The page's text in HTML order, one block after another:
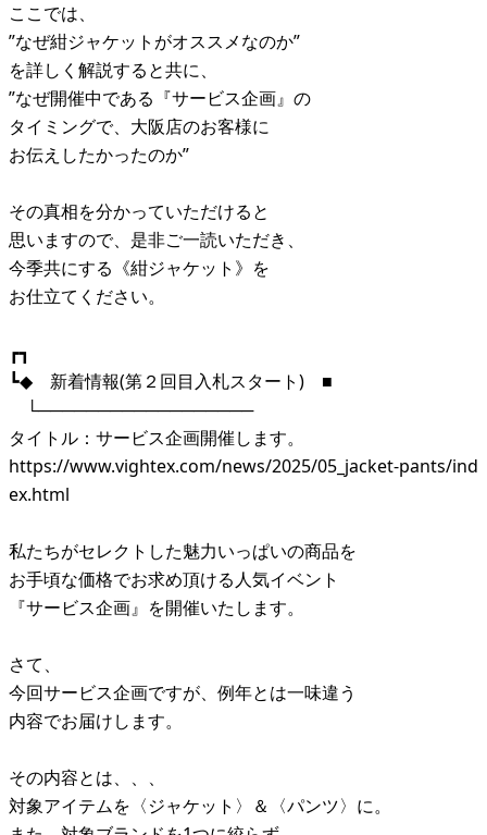
ここでは、
”なぜ紺ジャケットがオススメなのか”
を詳しく解説すると共に、
”なぜ開催中である『サービス企画』の
タイミングで、大阪店のお客様に
お伝えしたかったのか”
その真相を分かっていただけると
思いますので、是非ご一読いただき、
今季共にする《紺ジャケット》を
お仕立てください。
┏┓
┗◆ 新着情報(第２回目入札スタート) ■
└──────────────────
タイトル：サービス企画開催します。
https://www.vightex.com/news/2025/05_jacket-pants/ind
ex.html
私たちがセレクトした魅力いっぱいの商品を
お手頃な価格でお求め頂ける人気イベント
『サービス企画』を開催いたします。
さて、
今回サービス企画ですが、例年とは一味違う
内容でお届けします。
その内容とは、、、
対象アイテムを〈ジャケット〉＆〈パンツ〉に。